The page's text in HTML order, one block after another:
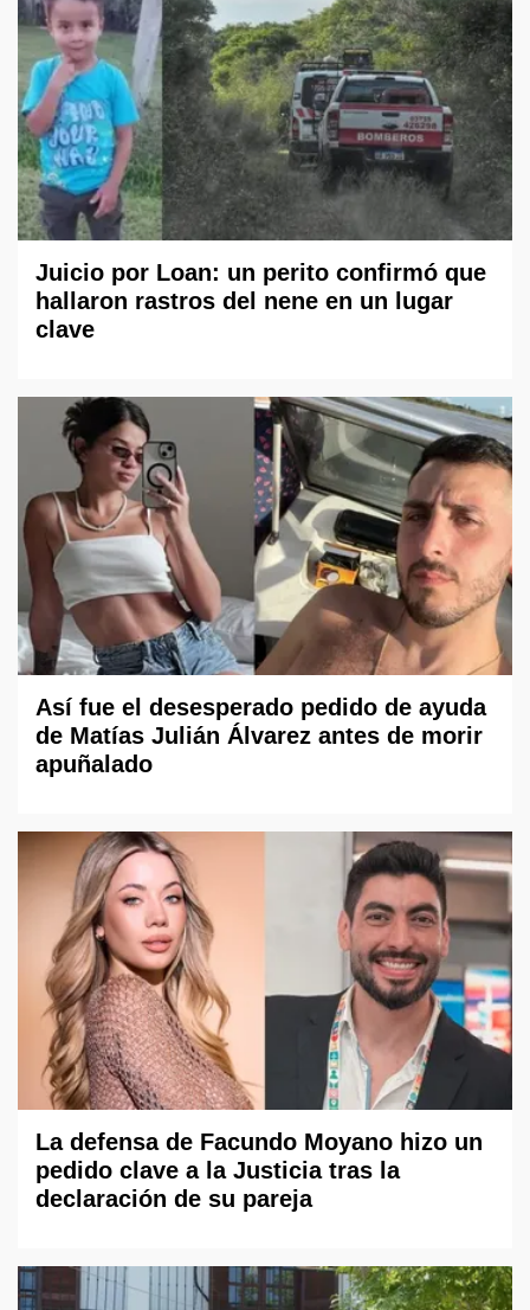
Juicio por Loan: un perito confirmó que
hallaron rastros del nene en un lugar
clave
Así fue el desesperado pedido de ayuda
de Matías Julián Álvarez antes de morir
apuñalado
La defensa de Facundo Moyano hizo un
pedido clave a la Justicia tras la
declaración de su pareja